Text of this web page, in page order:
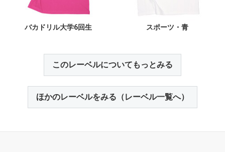
バカドリル大学6回生 スポーツ・青
このレーベルについてもっとみる
ほかのレーベルをみる（レーベル一覧へ）